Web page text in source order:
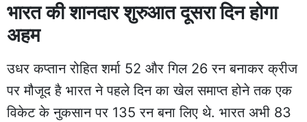
भारत की शानदार शुरुआत दूसरा दिन होगा
अहम
उधर कप्तान रोहित शर्मा 52 और गिल 26 रन बनाकर क्रीज
पर मौजूद है भारत ने पहले दिन का खेल समाप्त होने तक एक
विकेट के नुकसान पर 135 रन बना लिए थे. भारत अभी 83